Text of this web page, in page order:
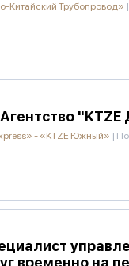
Китайский Трубопровод» |
- «KTZE Южный» |
временно на